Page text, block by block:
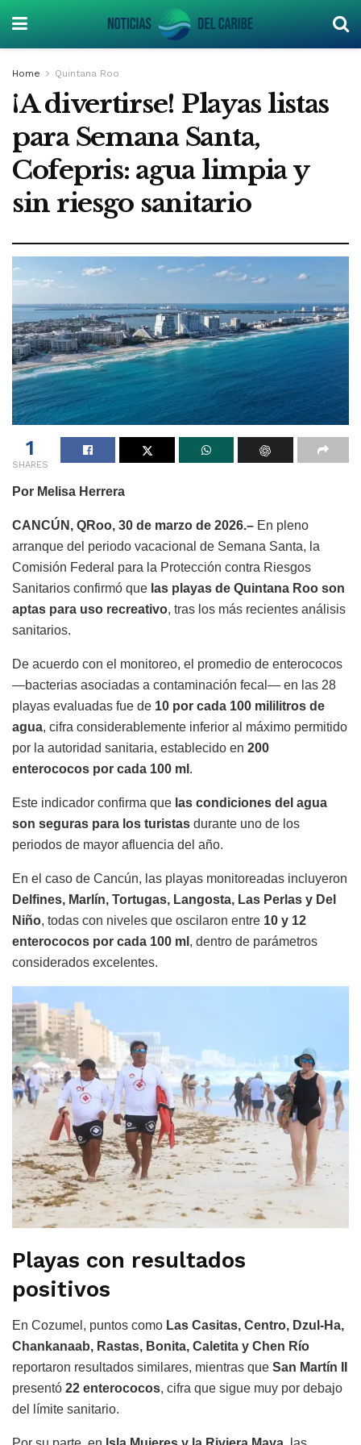
Home Quintana Roo
¡A divertirse! Playas listas
para Semana Santa,
Cofepris: agua limpia y
sin riesgo sanitario
1
SHARES
Por Melisa Herrera
CANCÚN, QRoo, 30 de marzo de 2026.– En pleno
arranque del periodo vacacional de Semana Santa, la
Comisión Federal para la Protección contra Riesgos
Sanitarios confirmó que las playas de Quintana Roo son
aptas para uso recreativo, tras los más recientes análisis
sanitarios.
De acuerdo con el monitoreo, el promedio de enterococos
—bacterias asociadas a contaminación fecal— en las 28
playas evaluadas fue de 10 por cada 100 mililitros de
agua, cifra considerablemente inferior al máximo permitido
por la autoridad sanitaria, establecido en 200
enterococos por cada 100 ml .
Este indicador confirma que las condiciones del agua
son seguras para los turistas durante uno de los
periodos de mayor afluencia del año.
En el caso de Cancún, las playas monitoreadas incluyeron
Delfines, Marlín, Tortugas, Langosta, Las Perlas y Del
Niño, todas con niveles que oscilaron entre 10 y 12
enterococos por cada 100 ml , dentro de parámetros
considerados excelentes.
Playas con resultados
positivos
En Cozumel, puntos como Las Casitas, Centro, Dzul-Ha,
Chankanaab, Rastas, Bonita, Caletita y Chen Río
reportaron resultados similares, mientras que San Martín II
presentó 22 enterococos, cifra que sigue muy por debajo
del límite sanitario.